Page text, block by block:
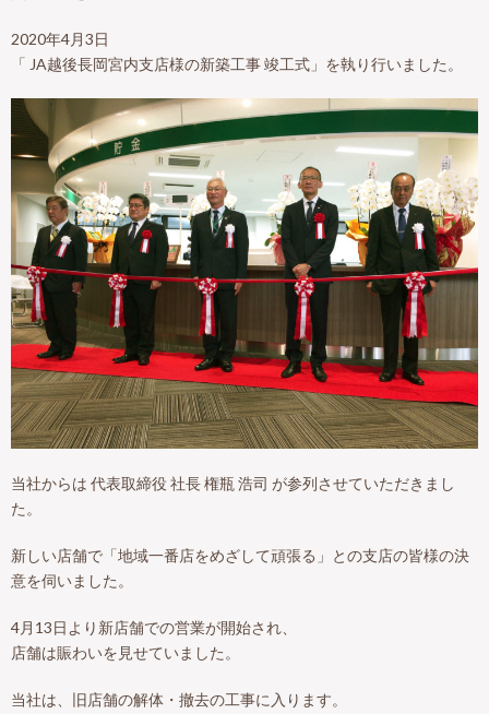
2020年4月3日
「 JA越後長岡宮内支店様の新築工事 竣工式」を執り行いました。
当社からは 代表取締役 社長 権瓶 浩司 が参列させていただきまし
た。
新しい店舗で「地域一番店をめざして頑張る」との支店の皆様の決
意を伺いました。
4月13日より新店舗での営業が開始され、
店舗は賑わいを見せていました。
当社は、旧店舗の解体・撤去の工事に入ります。